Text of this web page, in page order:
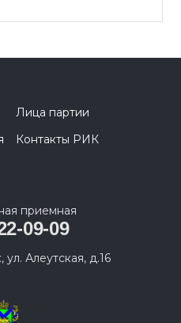
Лица партии
Контакты РИК
приемная
09-09
ул. Алеутская, д.16